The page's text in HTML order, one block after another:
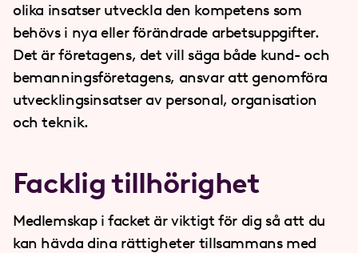
olika insatser utveckla den kompetens som
behövs i nya eller förändrade arbetsuppgifter.
Det är företagens, det vill säga både kund- och
bemanningsföretagens, ansvar att genomföra
utvecklingsinsatser av personal, organisation
och teknik.
Facklig tillhörighet
Medlemskap i facket är viktigt för dig så att du
kan hävda dina rättigheter tillsammans med